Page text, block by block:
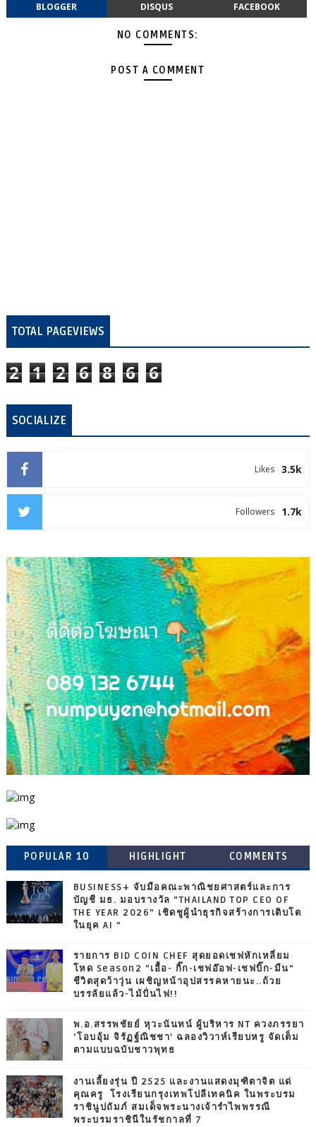
BLOGGER DISQUS FACEBOOK
NO COMMENTS:
POST A COMMENT
TOTAL PAGEVIEWS
2 1 2 6 8 6 6
SOCIALIZE
3.5k
Likes
1.7k
Followers
POPULAR 10 HIGHLIGHT COMMENTS
BUSINESS+ จับมือคณะพาณิชยศาสตร์และการ
บัญชี มธ. มอบรางวัล “THAILAND TOP CEO OF
THE YEAR 2026” เชิดชูผู้นำธุรกิจสร้างการเติบโต
ในยุค AI ”
รายการ BID COIN CHEF สุดยอดเชฟหักเหลี่ยม
โหด Season2 “เอื้อ- กิ๊ก-เชฟอ๊อฟ-เชฟบิ๊ก-มีน”
ชีวิตสุดว้าวุ่น เผชิญหน้าอุปสรรคหายนะ..ถ้วย
บรรลัยแล้ว-ไม้ปั่นไฟ!!
พ.อ.สรรพชัยย์ หุวะนันทน์ ผู้บริหาร NT ควงภรรยา
‘โอบอุ้ม จิรัฏฐ์ณิชชา’ ฉลองวิวาห์เรียบหรู จัดเต็ม
ตามแบบฉบับชาวพุทธ
งานเลี้ยงรุ่น ปี 2525 และงานแสดงมุฑิตาจิต แด่
คุณครู โรงเรียนกรุงเทพโปลีเทคนิค ในพระบรม
ราชินูปถัมภ์ สมเด็จพระนางเจ้ารำไพพรรณี
พระบรมราชินีในรัชกาลที่ 7